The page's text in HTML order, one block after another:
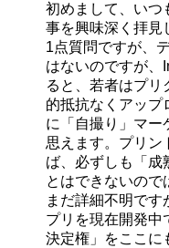
初めまして、いつ
事を興味深く拝見
1点質問ですが、
はないのですが、
ると、若者はプリ
的抵抗なくアップ
に「自撮り」マー
思えます。プリン
ば、必ずしも「成
とはできないので
まだ詳細不明で
プリを現在開発中
決定権」をここに